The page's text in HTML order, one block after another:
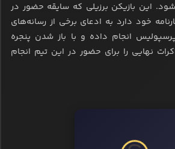
این بازیکن برزیلی که سایقه حضور در
خود دارد به ادعای برخی از رسانه‌های
پرسپولیس انجام داده و با باز شدن پنجره
نهایی را برای حضور در این تیم انجام